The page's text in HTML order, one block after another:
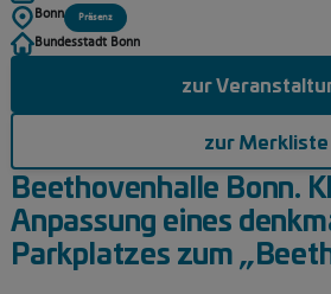
Beethovenhalle Bonn.
Anpassung eines
Parkplatzes zum
Bonn
Präsenz
Bundesstadt Bonn
zur
zur Merkliste